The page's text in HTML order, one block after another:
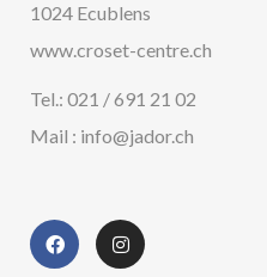
1024 Ecublens
www.croset-centre.ch
Tel.: 021 / 691 21 02
Mail : info@jador.ch